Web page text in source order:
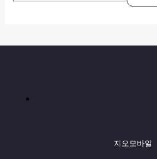
지오모바일